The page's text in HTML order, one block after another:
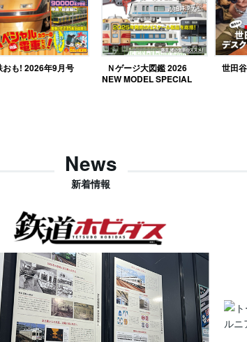
おも! 2026年9月号
Ｎゲージ大図鑑 2026
NEW MODEL SPECIAL
世田
News
新着情報